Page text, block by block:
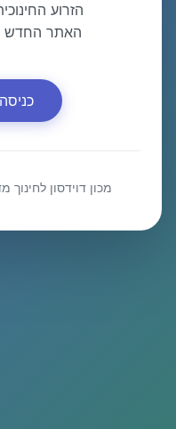
הזרוע
האתר החדש
מכון דוידסון